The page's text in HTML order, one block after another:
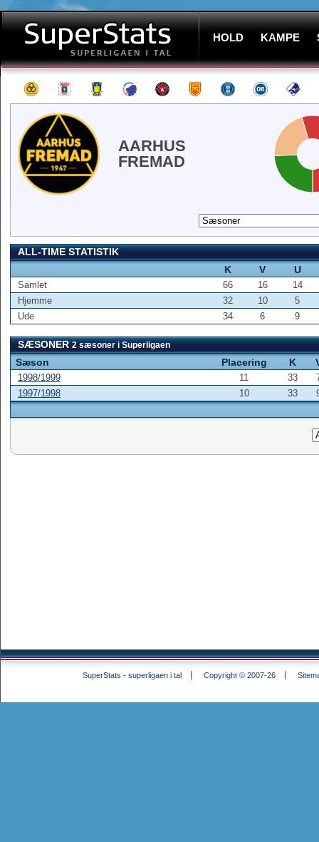
HOLD KAMPE
AARHUS
FREMAD
ALL-TIME STATISTIK
K
V U
Samlet 66 16
14
Hjemme
32 10
5
Ude
34 6 9
SÆSONER2 sæsoner i Superligaen
Sæson Placering K
1998/1999 11 33
1997/1998
10 33
SuperStats - superligaen i tal Copyright © 2007-26